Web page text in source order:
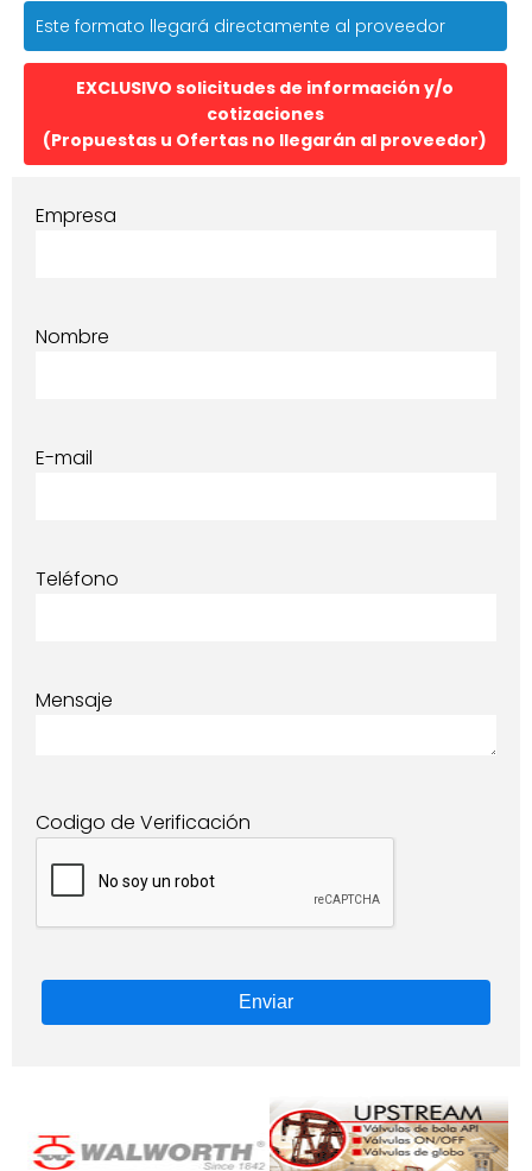
Este formato llegará directamente al proveedor
EXCLUSIVO solicitudes de información y/o
cotizaciones
(Propuestas u Ofertas no llegarán al proveedor)
Empresa
Nombre
E-mail
Teléfono
Mensaje
Codigo de Verificación
Enviar